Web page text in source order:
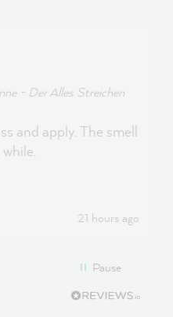
- Der Alles Streichen
and apply. The smell
21 hours ago
Pause